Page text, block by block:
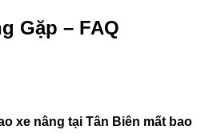
Gặp – FAQ
xe nâng tại Tân Biên mất bao